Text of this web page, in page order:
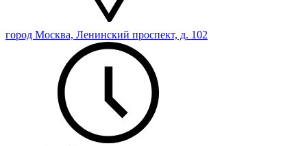
город Москва, Ленинский проспект, д. 102